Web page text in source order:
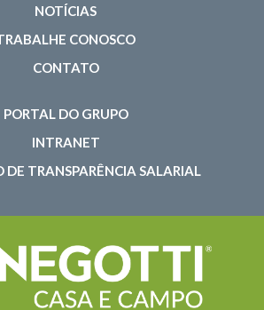
NOTÍCIAS
CONOSCO
CONTATO
PORTAL DO GRUPO
INTRANET
DE TRANSPARÊNCIA SALARIAL